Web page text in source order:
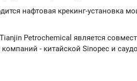
нафтовая крекинг-установка
Petrochemical является
- китайской Sinopec и